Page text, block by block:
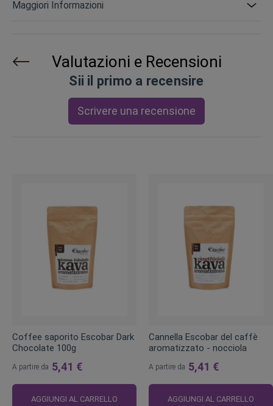
Maggiori Informazioni
Valutazioni e Recensioni
Sii il primo a recensire
Scrivere una recensione
Coffee saporito Escobar Dark
Chocolate 100g
A partire da 5,41 €
AGGIUNGI AL CARRELLO
Cannella Escobar del caffè
aromatizzato - nocciola
A partire da 5,41 €
AGGIUNGI AL CARRELLO